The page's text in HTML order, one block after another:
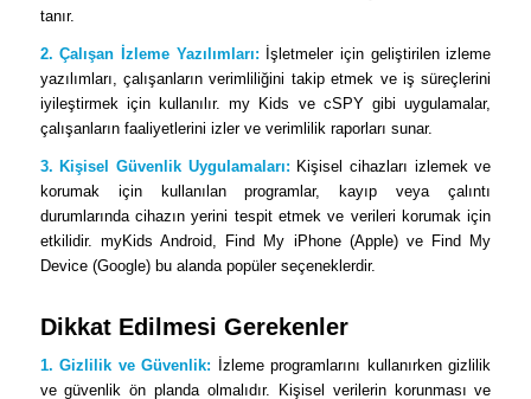
tanır.
2. Çalışan İzleme Yazılımları: İşletmeler için geliştirilen izleme
yazılımları, çalışanların verimliliğini takip etmek ve iş süreçlerini
iyileştirmek için kullanılır. my Kids ve cSPY gibi uygulamalar,
çalışanların faaliyetlerini izler ve verimlilik raporları sunar.
3. Kişisel Güvenlik Uygulamaları: Kişisel cihazları izlemek ve
korumak için kullanılan programlar, kayıp veya çalıntı
durumlarında cihazın yerini tespit etmek ve verileri korumak için
etkilidir. myKids Android, Find My iPhone (Apple) ve Find My
Device (Google) bu alanda popüler seçeneklerdir.
Dikkat Edilmesi Gerekenler
1. Gizlilik ve Güvenlik: İzleme programlarını kullanırken gizlilik
ve güvenlik ön planda olmalıdır. Kişisel verilerin korunması ve